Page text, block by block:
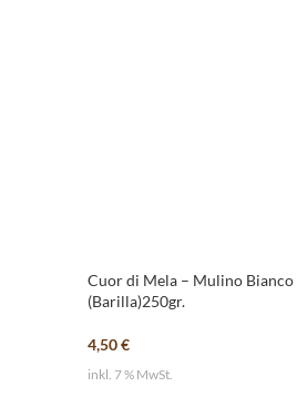
Cuor di Mela – Mulino Bianco
(Barilla)250gr.
4,50€
inkl. 7 % MwSt.